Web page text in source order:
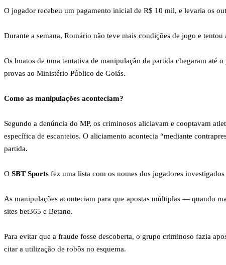
O jogador recebeu um pagamento inicial de R$ 10 mil, e levaria os
Durante a semana, Romário não teve mais condições de jogo e
Os boatos de uma tentativa de manipulação da partida chegaram
provas ao Ministério Público de Goiás.
Como as manipulações aconteciam?
Segundo a denúncia do MP, os criminosos aliciavam e cooptavam
específica de escanteios. O aliciamento acontecia “mediante
partida.
O SBT Sports fez uma lista com os nomes dos jogadores
As manipulações aconteciam para que apostas múltiplas — quando
sites bet365 e Betano.
Para evitar que a fraude fosse descoberta, o grupo criminoso fazia
citar a utilização de robôs no esquema.